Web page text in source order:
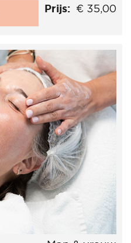
Prijs: € 35,00